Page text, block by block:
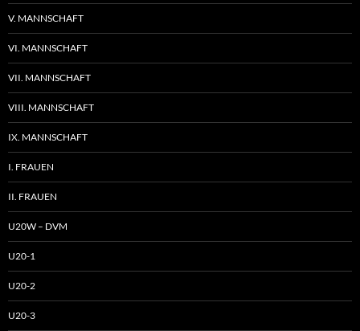
V. MANNSCHAFT
VI. MANNSCHAFT
VII. MANNSCHAFT
VIII. MANNSCHAFT
IX. MANNSCHAFT
I. FRAUEN
II. FRAUEN
U20W – DVM
U20-1
U20-2
U20-3